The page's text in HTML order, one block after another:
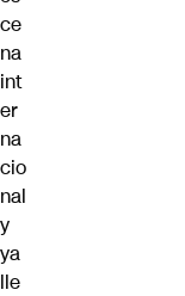
ce
na
int
er
na
cio
nal
y
ya
lle